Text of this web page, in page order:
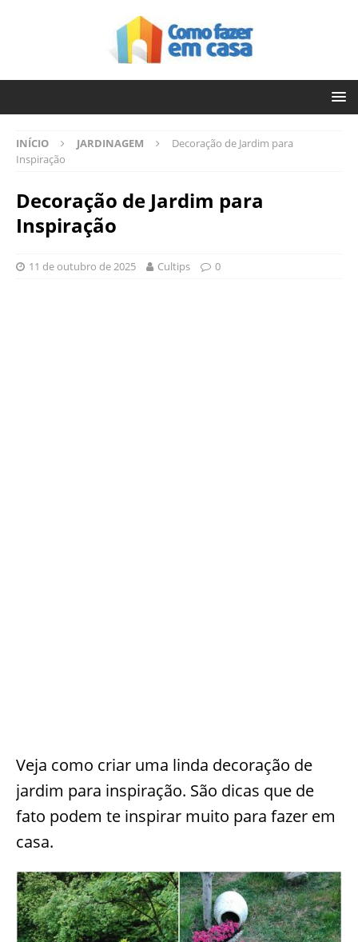
INÍCIO JARDINAGEM
Decoração de Jardim para
Inspiração
Decoração de Jardim para
Inspiração
11 de outubro de 2025 Cultips 0
Veja como criar uma linda decoração de
jardim para inspiração. São dicas que de
fato podem te inspirar muito para fazer em
casa.